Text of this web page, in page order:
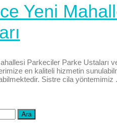
Yeni
Parkeciler Parke Ustaları
en kaliteli hizmetin
Sistre cila yöntemimiz